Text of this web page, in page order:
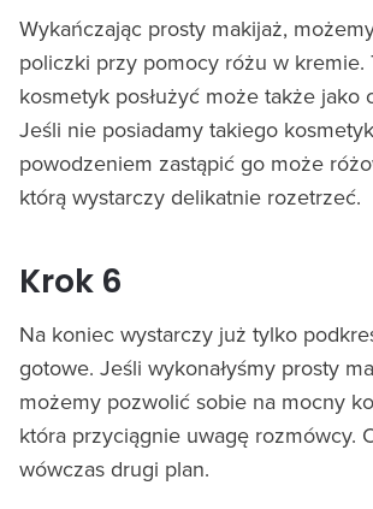
Wykańczając prosty makijaż,
policzki przy pomocy różu w kremie.
kosmetyk posłużyć może także jako
Jeśli nie posiadamy takiego
powodzeniem zastąpić go może
którą wystarczy delikatnie rozetrzeć.
Krok 6
Na koniec wystarczy już tylko
gotowe. Jeśli wykonałyśmy prosty
możemy pozwolić sobie na mocny
która przyciągnie uwagę rozmówcy.
wówczas drugi plan.